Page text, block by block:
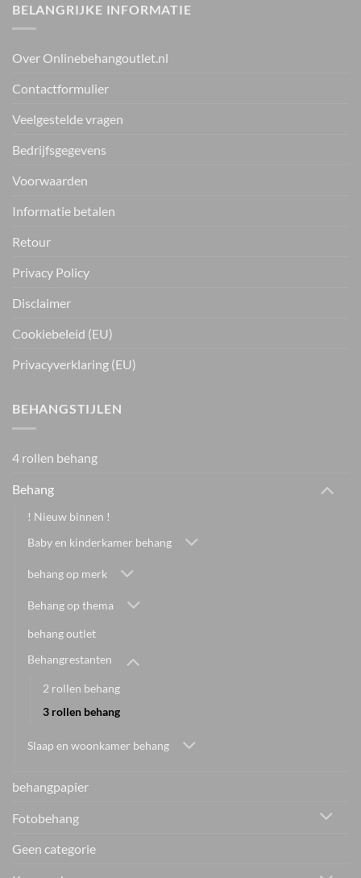
BELANGRIJKE INFORMATIE
Over Onlinebehangoutlet.nl
Contactformulier
Veelgestelde vragen
Bedrijfsgegevens
Voorwaarden
Informatie betalen
Retour
Privacy Policy
Disclaimer
Cookiebeleid (EU)
Privacyverklaring (EU)
BEHANGSTIJLEN
4 rollen behang
Behang
! Nieuw binnen !
Baby en kinderkamer behang
behang op merk
Behang op thema
behang outlet
Behangrestanten
2 rollen behang
3 rollen behang
Slaap en woonkamer behang
behangpapier
Fotobehang
Geen categorie